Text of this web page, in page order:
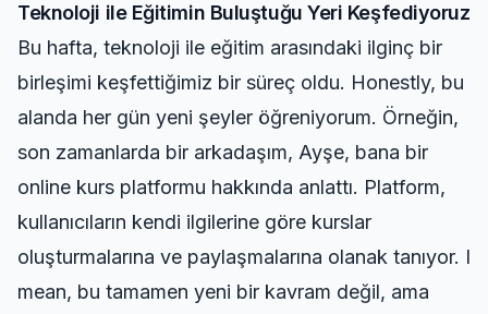
Teknoloji ile Eğitimin Buluştuğu Yeri Keşfediyoruz
Bu hafta, teknoloji ile eğitim arasındaki ilginç bir
birleşimi keşfettiğimiz bir süreç oldu. Honestly, bu
alanda her gün yeni şeyler öğreniyorum. Örneğin,
son zamanlarda bir arkadaşım, Ayşe, bana bir
online kurs platformu hakkında anlattı. Platform,
kullanıcıların kendi ilgilerine göre kurslar
oluşturmalarına ve paylaşmalarına olanak tanıyor. I
mean, bu tamamen yeni bir kavram değil, ama